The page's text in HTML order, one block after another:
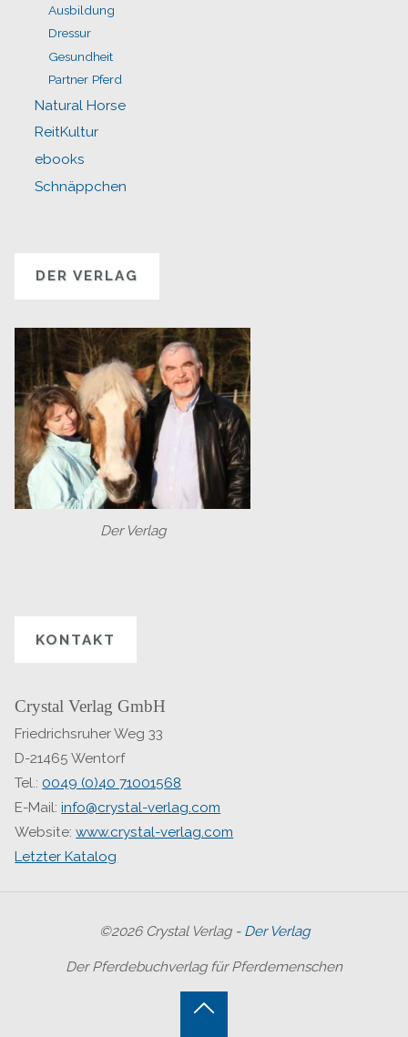
Ausbildung
Dressur
Gesundheit
Partner Pferd
Natural Horse
ReitKultur
ebooks
Schnäppchen
DER VERLAG
Der Verlag
KONTAKT
Crystal Verlag GmbH
Friedrichsruher Weg 33
D-21465 Wentorf
Tel.: 0049 (0)40 71001568
E-Mail:info@crystal-verlag.com
Website:www.crystal-verlag.com
Letzter Katalog
©2026 Crystal Verlag - Der Verlag
Der Pferdebuchverlag für Pferdemenschen